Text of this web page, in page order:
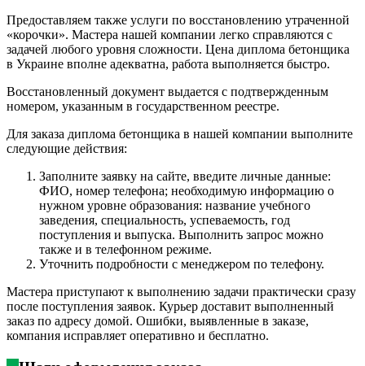
Предоставляем также услуги по восстановлению утраченной
«корочки». Мастера нашей компании легко справляются с
задачей любого уровня сложности. Цена диплома бетонщика
в Украине вполне адекватна, работа выполняется быстро.
Восстановленный документ выдается с подтвержденным
номером, указанным в государственном реестре.
Для заказа диплома бетонщика в нашей компании выполните
следующие действия:
Заполните заявку на сайте, введите личные данные:
ФИО, номер телефона; необходимую информацию о
нужном уровне образования: название учебного
заведения, специальность, успеваемость, год
поступления и выпуска. Выполнить запрос можно
также и в телефонном режиме.
Уточнить подробности с менеджером по телефону.
Мастера приступают к выполнению задачи практически сразу
после поступления заявок. Курьер доставит выполненный
заказ по адресу домой. Ошибки, выявленные в заказе,
компания исправляет оперативно и бесплатно.